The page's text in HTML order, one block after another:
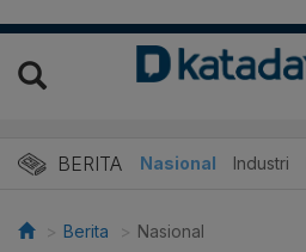
BERITA Nasional Industri
Berita Nasional